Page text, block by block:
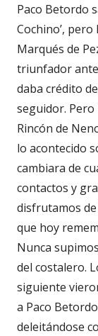
Paco Betordo
Cochino’,
Marqués de
triunfador ante
daba crédito
seguidor. Pero
Rincón de
lo acontecido
cambiara de
contactos y
disfrutamos
que hoy
Nunca
del costalero.
siguiente
a Paco
deleitándose